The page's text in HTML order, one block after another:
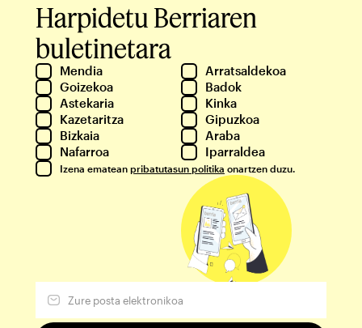
Harpidetu Berriaren
buletinetara
Mendia
Arratsaldekoa
Goizekoa
Badok
Astekaria
Kinka
Kazetaritza
Gipuzkoa
Bizkaia
Araba
Nafarroa
Iparraldea
Izena ematean pribatutasun politika onartzen duzu.